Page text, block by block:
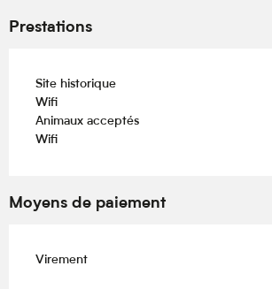
Prestations
Site historique
Wifi
Animaux acceptés
Wifi
Moyens de paiement
Virement